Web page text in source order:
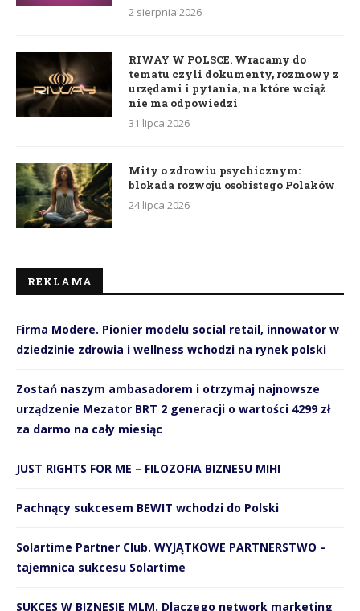
2 sierpnia 2026
RIWAY W POLSCE. Wracamy do
tematu czyli dokumenty, rozmowy z
urzędami i pytania, na które wciąż
nie ma odpowiedzi
31 lipca 2026
Mity o zdrowiu psychicznym:
blokada rozwoju osobistego Polaków
24 lipca 2026
REKLAMA
Firma Modere. Pionier modelu social retail, innowator w
dziedzinie zdrowia i wellness wchodzi na rynek polski
Zostań naszym ambasadorem i otrzymaj najnowsze
urządzenie Mezator BRT 2 generacji o wartości 4299 zł
za darmo na cały miesiąc
JUST RIGHTS FOR ME – FILOZOFIA BIZNESU MIHI
Pachnący sukcesem BEWIT wchodzi do Polski
Solartime Partner Club. WYJĄTKOWE PARTNERSTWO –
tajemnica sukcesu Solartime
SUKCES W BIZNESIE MLM. Dlaczego network marketing